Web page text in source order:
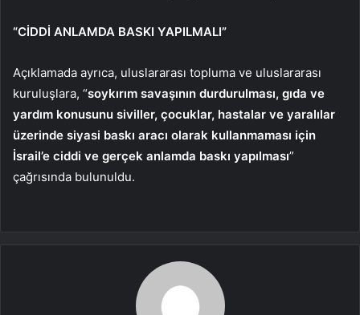
“CİDDİ ANLAMDA BASKI YAPILMALI”
Açıklamada ayrıca, uluslararası topluma ve uluslararası
kuruluşlara, “soykırım savaşının durdurulması, gıda ve
yardım konusunu siviller, çocuklar, hastalar ve yaralılar
üzerinde siyasi baskı aracı olarak kullanmaması için
İsrail’e ciddi ve gerçek anlamda baskı yapılması”
çağrısında bulunuldu.